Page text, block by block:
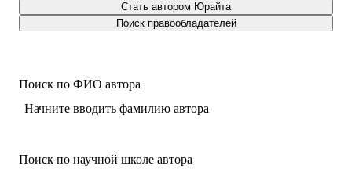
Стать автором Юрайта
Поиск правообладателей
Поиск по ФИО автора
Начните вводить фамилию автора
Поиск по научной школе автора